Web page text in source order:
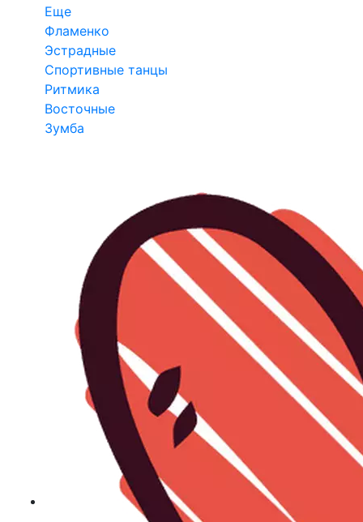
Еще
Фламенко
Эстрадные
Спортивные танцы
Ритмика
Восточные
Зумба